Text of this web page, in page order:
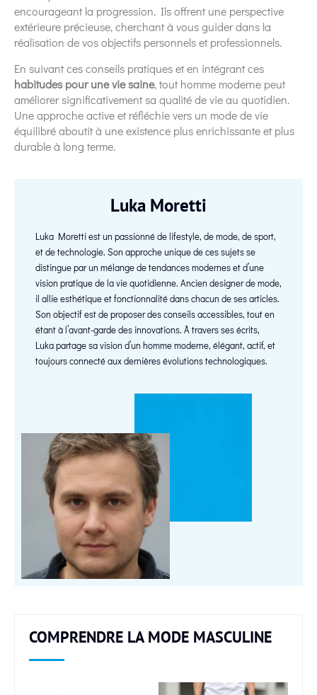
encourageant la progression. Ils offrent une perspective
extérieure précieuse, cherchant à vous guider dans la
réalisation de vos objectifs personnels et professionnels.
En suivant ces conseils pratiques et en intégrant ces
habitudes pour une vie saine, tout homme moderne peut
améliorer significativement sa qualité de vie au quotidien.
Une approche active et réfléchie vers un mode de vie
équilibré aboutit à une existence plus enrichissante et plus
durable à long terme.
Luka Moretti
Luka Moretti est un passionné de lifestyle, de mode, de sport,
et de technologie. Son approche unique de ces sujets se
distingue par un mélange de tendances modernes et d’une
vision pratique de la vie quotidienne. Ancien designer de mode,
il allie esthétique et fonctionnalité dans chacun de ses articles.
Son objectif est de proposer des conseils accessibles, tout en
étant à l’avant-garde des innovations. À travers ses écrits,
Luka partage sa vision d’un homme moderne, élégant, actif, et
toujours connecté aux dernières évolutions technologiques.
COMPRENDRE LA MODE MASCULINE